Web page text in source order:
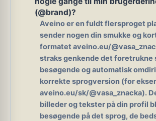
(@brand)?
Aveino er en fuldt flersproget
sender nogen din smukke og
formatet aveino.eu/
straks genkende det foretrukne
besøgende og automatisk
korrekte sprogversion (for
aveino.eu/sk/@vasa_znacka).
billeder og tekster på din profil
besøgende på det sprog, de